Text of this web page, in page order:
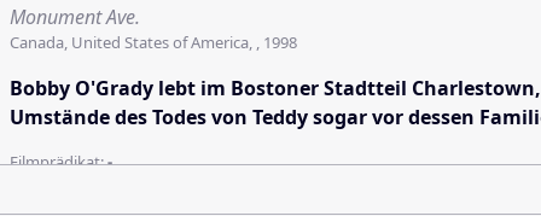
Monument Ave.
Canada, United States of America, , 1998
Bobby O'Grady lebt im Bostoner Stadtteil
Umstände des Todes von Teddy sogar vor dessen
Filmprädikat:-